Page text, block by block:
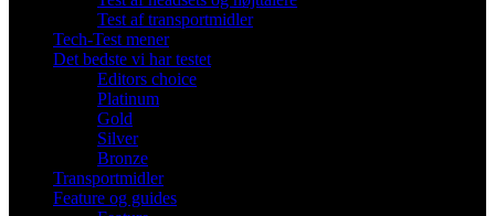
Test af transportmidler
Tech-Test mener
Det bedste vi har testet
Editors choice
Platinum
Gold
Silver
Bronze
Transportmidler
Feature og guides